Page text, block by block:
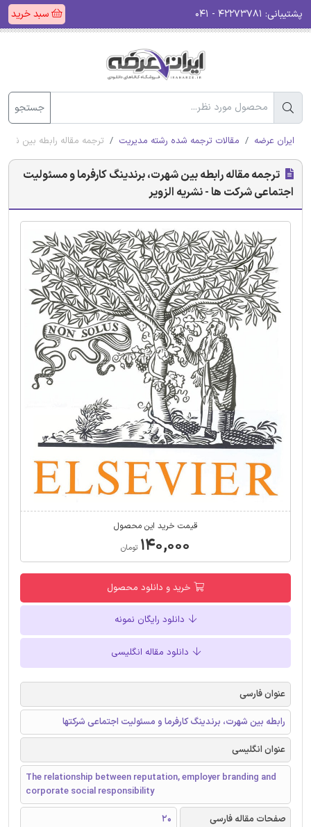
پشتیبانی: سبد خرید
جستجو
ایران عرضه مقالات ترجمه شده رشته مدیریت ترجمه مقاله رابطه بین
ترجمه مقاله رابطه بین شهرت، برندینگ کارفرما و مسئولیت
اجتماعی شرکت ها - نشریه الزویر
قیمت خرید این محصول
۱۴۰,۰۰۰ تومان
خرید و دانلود محصول
دانلود رایگان نمونه
دانلود مقاله انگلیسی
عنوان فارسی
رابطه بین شهرت، برندینگ کارفرما و مسئولیت اجتماعی شرکتها
عنوان انگلیسی
The relationship between reputation, employer branding and
corporate social responsibility
صفحات مقاله فارسی
20